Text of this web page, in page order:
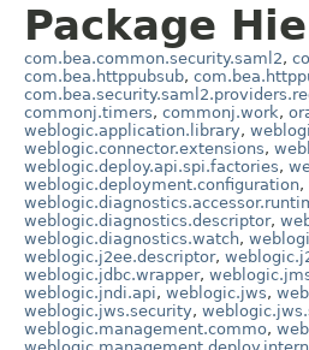
Package
com.bea.common.security.saml2,
com.bea.httppubsub,
commonj.timers, commonj.work,
weblogic.application.library,
weblogic.connector.extensions,
weblogic.deploy.api.spi.factories,
weblogic.deployment.configuration,
weblogic.diagnostics.descriptor,
weblogic.diagnostics.watch,
weblogic.j2ee.descriptor,
weblogic.jdbc.wrapper,
weblogic.jndi.api, weblogic.jws,
weblogic.jws.security,
weblogic.management.commo,